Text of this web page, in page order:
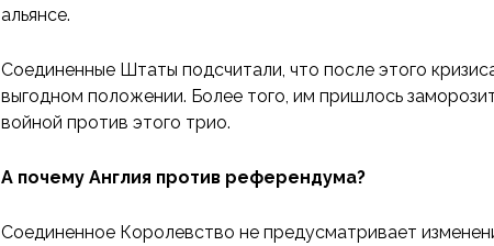
альянсе.
Соединенные Штаты подсчитали, что после этого
выгодном положении. Более того, им пришлось
войной против этого трио.
А почему Англия против референдума?
Соединенное Королевство не предусматривает